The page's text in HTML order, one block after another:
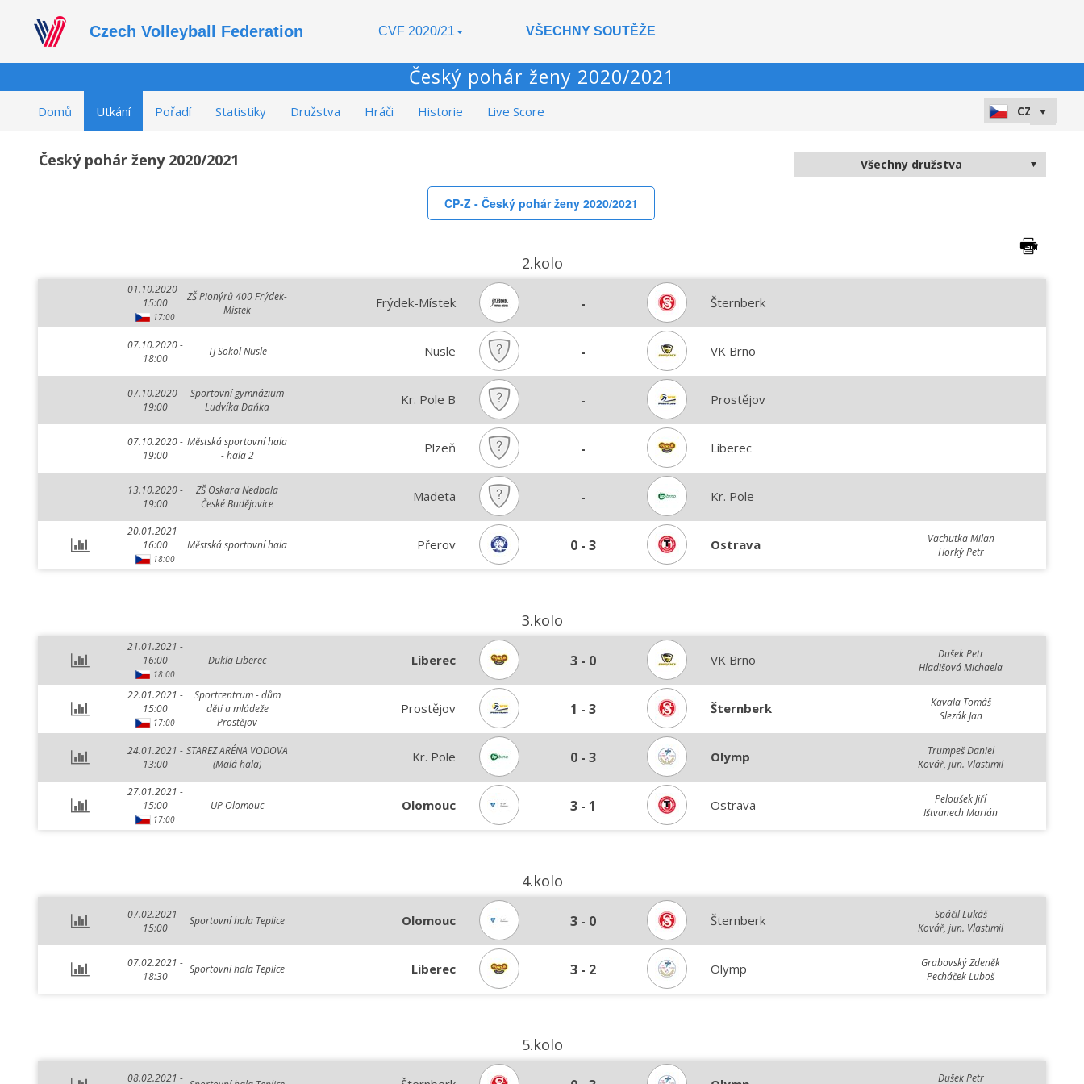
Czech Volleyball Federation CVF 2020/21 VŠECHNY SOUTĚŽE
Český pohár ženy 2020/2021
Domů Utkání Pořadí Statistiky Družstva Hráči Historie Live Score
Český pohár ženy 2020/2021
CP-Z - Český pohár ženy 2020/2021
2.kolo
01.10.2020 -
15:00
17:00
ZŠ Pionýrů 400 Frýdek-
Místek
Frýdek-Místek - Šternberk
07.10.2020 -
18:00
TJ Sokol Nusle Nusle - VK Brno
07.10.2020 -
19:00
Sportovní gymnázium
Ludvíka Daňka
Kr. Pole B - Prostějov
07.10.2020 -
19:00
Městská sportovní hala
- hala 2
Plzeň - Liberec
13.10.2020 -
19:00
ZŠ Oskara Nedbala
České Budějovice
Madeta - Kr. Pole
20.01.2021 -
16:00
18:00
Městská sportovní hala Přerov 0 - 3 Ostrava
Vachutka Milan
Horký Petr
3.kolo
21.01.2021 -
16:00
18:00
Dukla Liberec Liberec 3 - 0 VK Brno
Dušek Petr
Hladišová Michaela
22.01.2021 -
15:00
17:00
Sportcentrum - dům
dětí a mládeže
Prostějov
Prostějov 1 - 3 Šternberk
Kavala Tomáš
Slezák Jan
24.01.2021 -
13:00
STAREZ ARÉNA VODOVA
(Malá hala)
Kr. Pole 0 - 3 Olymp
Trumpeš Daniel
Kovář, jun. Vlastimil
27.01.2021 -
15:00
17:00
UP Olomouc Olomouc 3 - 1 Ostrava
Peloušek Jiří
Ištvanech Marián
4.kolo
07.02.2021 -
15:00
Sportovní hala Teplice Olomouc 3 - 0 Šternberk
Spáčil Lukáš
Kovář, jun. Vlastimil
07.02.2021 -
18:30
Sportovní hala Teplice Liberec 3 - 2 Olymp
Grabovský Zdeněk
Pecháček Luboš
5.kolo
08.02.2021 - Dušek Petr